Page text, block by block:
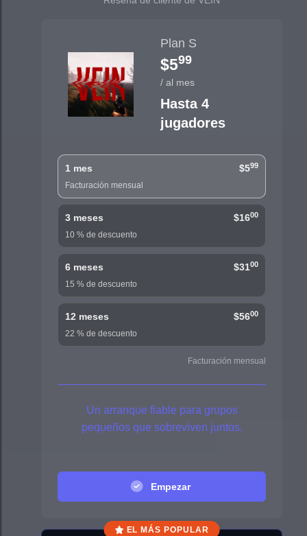
Plan S
$599
/ al mes
Hasta 4
jugadores
1 mes $599
Facturación mensual
3 meses $1600
10 % de descuento
6 meses $3100
15 % de descuento
12 meses $5600
22 % de descuento
Facturación mensual
Un arranque fiable para grupos
pequeños que sobreviven juntos.
Empezar
EL MÁS POPULAR